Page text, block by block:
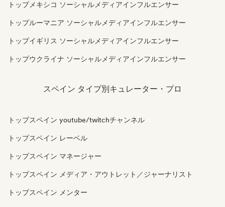
トップメキシコ ソーシャルメディアインフルエンサー
トップルーマニア ソーシャルメディアインフルエンサー
トップイギリス ソーシャルメディアインフルエンサー
トップウクライナ ソーシャルメディアインフルエンサー
スペイン タイプ別キュレーター・プロ
トップスペイン youtube/twitchチャンネル
トップスペイン レーベル
トップスペイン マネージャー
トップスペイン メディア・アウトレット／ジャーナリスト
トップスペイン メンター